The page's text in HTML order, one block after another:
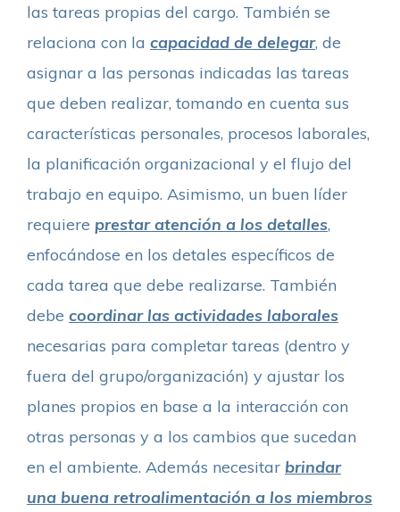
las tareas propias del cargo. También se
relaciona con la capacidad de delegar, de
asignar a las personas indicadas las tareas
que deben realizar, tomando en cuenta sus
características personales, procesos laborales,
la planificación organizacional y el flujo del
trabajo en equipo. Asimismo, un buen líder
requiere prestar atención a los detalles,
enfocándose en los detales específicos de
cada tarea que debe realizarse. También
debe coordinar las actividades laborales
necesarias para completar tareas (dentro y
fuera del grupo/organización) y ajustar los
planes propios en base a la interacción con
otras personas y a los cambios que sucedan
en el ambiente. Además necesitar brindar
una buena retroalimentación a los miembros